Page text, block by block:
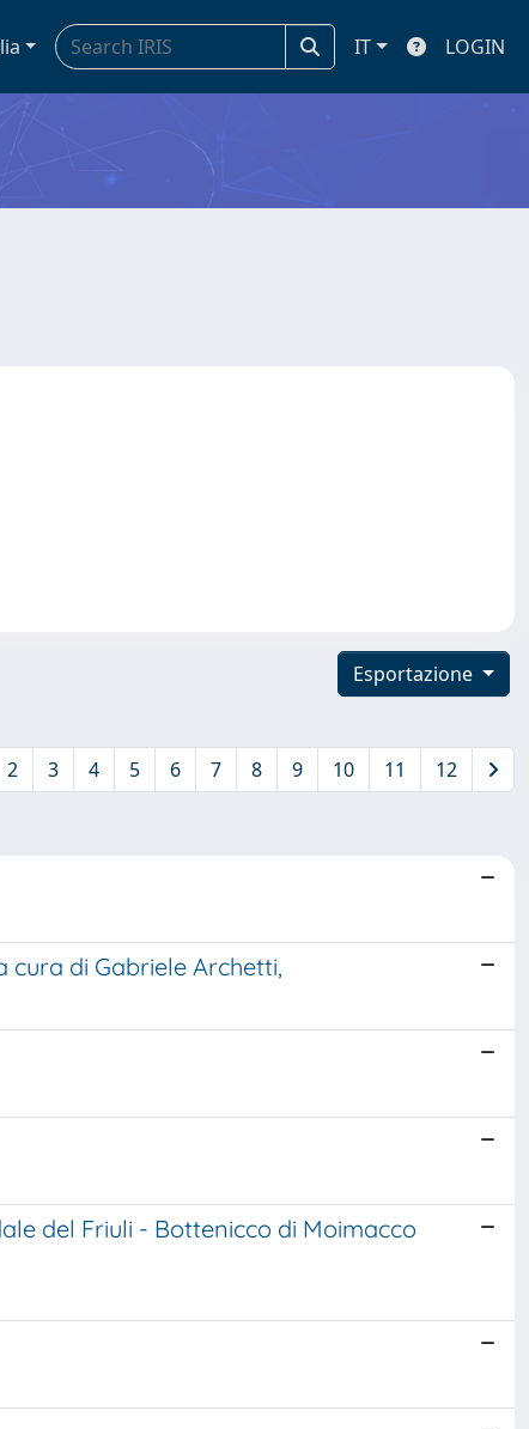
IT LOGIN
Esportazione
2 3 4 5 6 7 8 9 10 11 12
cura di Gabriele Archetti,
del Friuli - Bottenicco di Moimacco